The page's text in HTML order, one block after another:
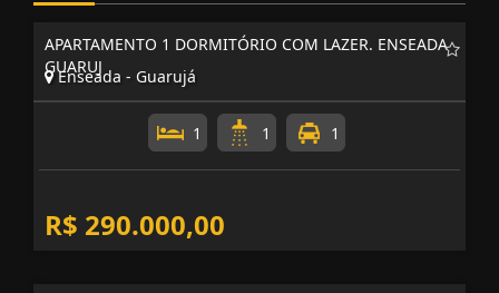
APARTAMENTO 1 DORMITÓRIO COM LAZER. ENSEADA
GUARUJ
Enseada - Guarujá
1 1 1
R$ 290.000,00